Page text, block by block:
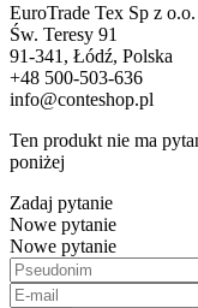
EuroTrade Tex Sp z o.o.
Św. Teresy 91
91-341, Łódź, Polska
+48 500-503-636
info@conteshop.pl
Ten produkt nie ma
poniżej
Zadaj pytanie
Nowe pytanie
Nowe pytanie